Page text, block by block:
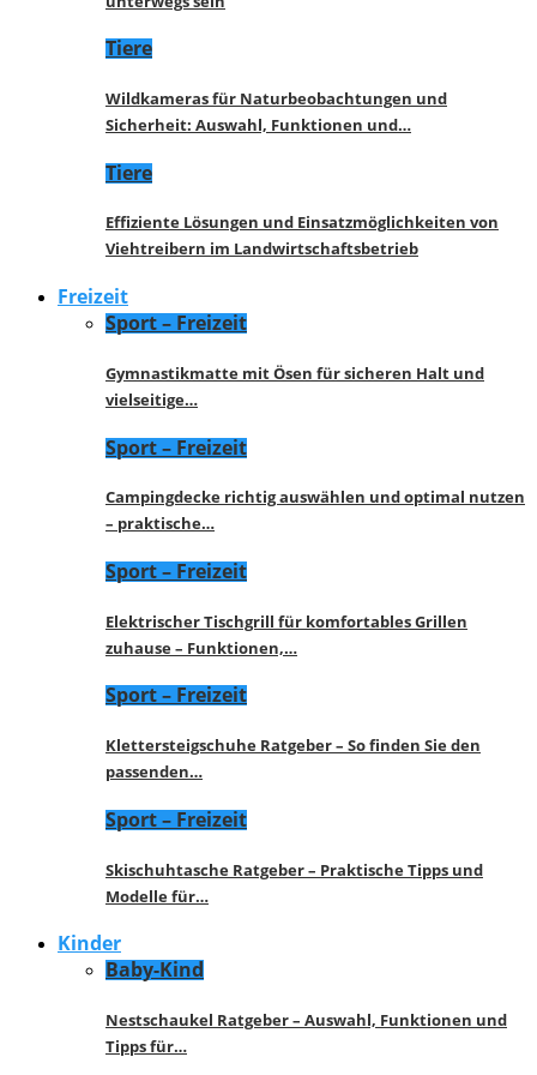
Tiere
Wildkameras für Naturbeobachtungen und
Sicherheit: Auswahl, Funktionen und…
Tiere
Effiziente Lösungen und Einsatzmöglichkeiten von
Viehtreibern im Landwirtschaftsbetrieb
Freizeit
Sport – Freizeit
Gymnastikmatte mit Ösen für sicheren Halt und
vielseitige…
Sport – Freizeit
Campingdecke richtig auswählen und optimal nutzen
– praktische…
Sport – Freizeit
Elektrischer Tischgrill für komfortables Grillen
zuhause – Funktionen,…
Sport – Freizeit
Klettersteigschuhe Ratgeber – So finden Sie den
passenden…
Sport – Freizeit
Skischuhtasche Ratgeber – Praktische Tipps und
Modelle für…
Kinder
Baby-Kind
Nestschaukel Ratgeber – Auswahl, Funktionen und
Tipps für…